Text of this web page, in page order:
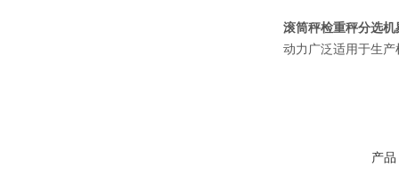
滚筒秤检重秤分选
动力广泛适用于生
产品